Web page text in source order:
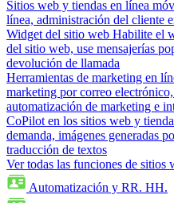
Sitios web y tiendas en línea
línea, administración del cliente
Widget del sitio web Habilite el
del sitio web, use mensajerías
devolución de llamada
Herramientas de marketing en
marketing por correo
automatización de marketing e
CoPilot en los sitios web y
demanda, imágenes generadas
traducción de textos
Ver todas las funciones de sitios
Automatización y RR. HH.